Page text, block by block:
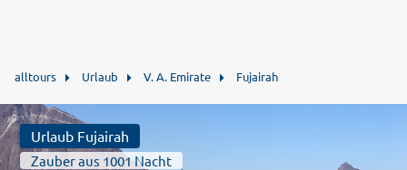
alltours Urlaub V. A. Emirate Fujairah
Urlaub Fujairah
Zauber aus 1001 Nacht